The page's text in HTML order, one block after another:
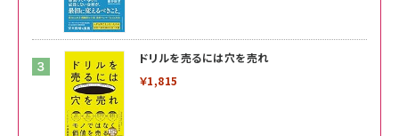
ドリルを売るには穴を売れ
￥1,815